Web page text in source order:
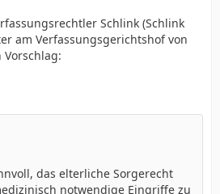
Schlink (Schlink
am Verfassungsgerichtshof von
Vorschlag:
das elterliche Sorgerecht
notwendige Eingriffe zu